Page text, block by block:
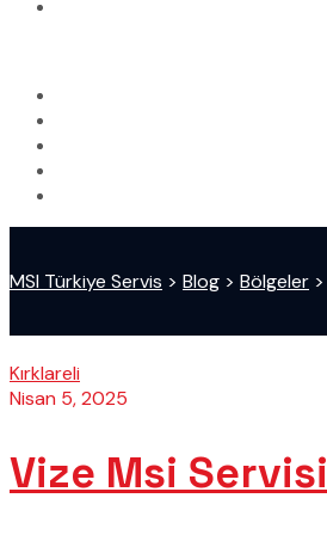
MSI Türkiye Servis > Blog > Bölgeler >
Kırklareli
Nisan 5, 2025
Vize Msi Servisi